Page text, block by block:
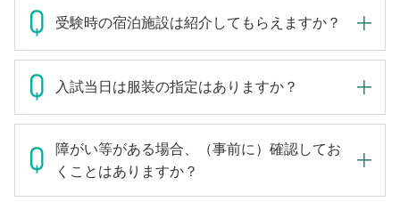
受験時の宿泊施設は紹介してもらえますか？
入試当日は服装の指定はありますか？
障がい等がある場合、（事前に）確認してお
くことはありますか？